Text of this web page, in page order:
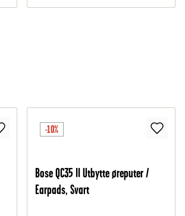
-10%
Bose QC35 II Utbytte øreputer /
Earpads, Svart